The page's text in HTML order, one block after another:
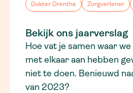
Dokter Drenthe Zorgverlener
Bekijk ons jaarverslag
Hoe vat je samen waar
met elkaar aan hebben
niet te doen. Benieuwd
van 2023?